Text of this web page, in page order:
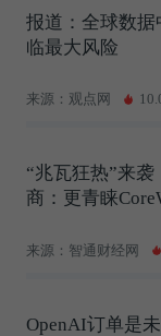
报道：全球数
临最大风险
来源：观点网
“兆瓦狂热”来
商：更青睐
来源：智通财经网
OpenAI订单是